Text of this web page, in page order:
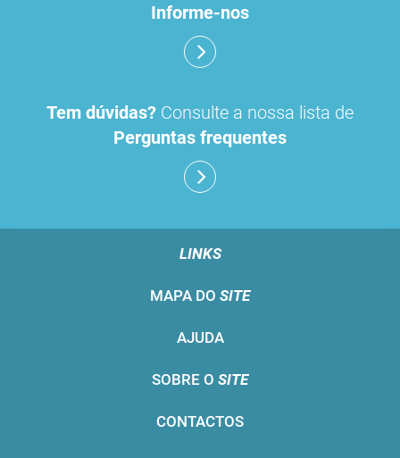
Informe-nos
Tem dúvidas? Consulte a nossa lista de
Perguntas frequentes
LINKS
MAPA DO SITE
AJUDA
SOBRE O SITE
CONTACTOS